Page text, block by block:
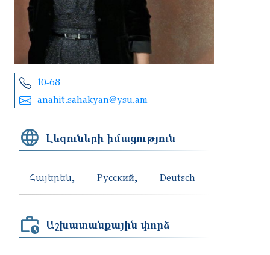
10-68
anahit.sahakyan@ysu.am
Լեզուների իմացություն
Հայերեն Русский Deutsch
Աշխատանքային փորձ